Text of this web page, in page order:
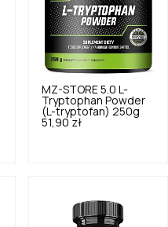
MZ-STORE 5.0
L-
Tryptophan Powder
(L-tryptofan) 250g
51,90 zł